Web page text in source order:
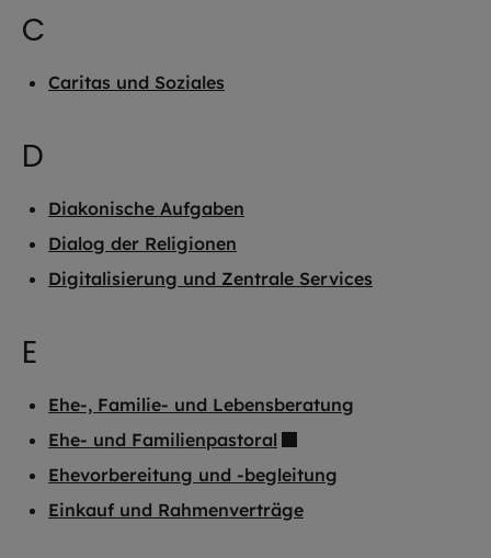
C
Caritas und Soziales
D
Diakonische Aufgaben
Dialog der Religionen
Digitalisierung und Zentrale Services
E
Ehe-, Familie- und Lebensberatung
Ehe- und Familienpastoral
Ehevorbereitung und -begleitung
Einkauf und Rahmenverträge